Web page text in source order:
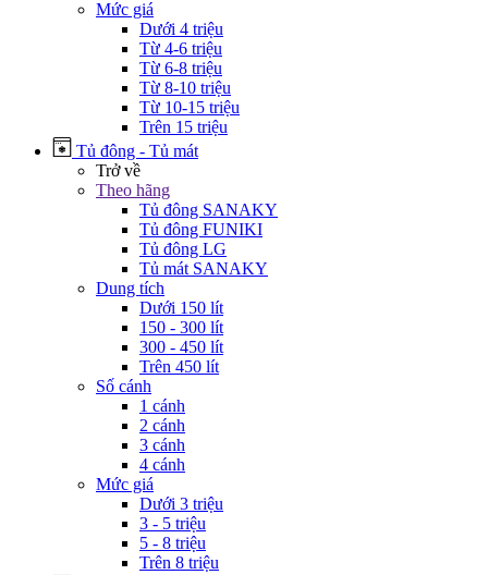
Mức giá
Dưới 4 triệu
Từ 4-6 triệu
Từ 6-8 triệu
Từ 8-10 triệu
Từ 10-15 triệu
Trên 15 triệu
Tủ đông - Tủ mát
Trở về
Theo hãng
Tủ đông SANAKY
Tủ đông FUNIKI
Tủ đông LG
Tủ mát SANAKY
Dung tích
Dưới 150 lít
150 - 300 lít
300 - 450 lít
Trên 450 lít
Số cánh
1 cánh
2 cánh
3 cánh
4 cánh
Mức giá
Dưới 3 triệu
3 - 5 triệu
5 - 8 triệu
Trên 8 triệu